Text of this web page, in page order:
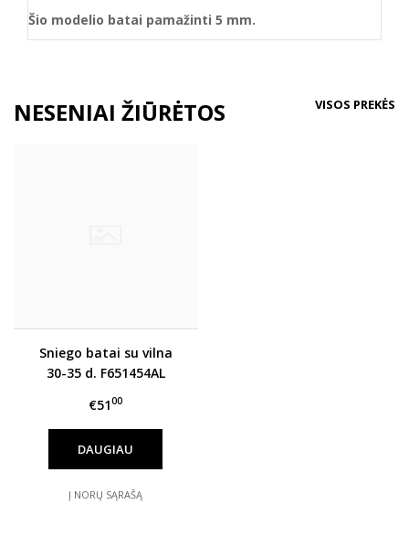
Šio modelio batai pamažinti 5 mm.
NESENIAI ŽIŪRĖTOS VISOS PREKĖS
Sniego batai su vilna
30-35 d. F651454AL
€5100
DAUGIAU
Į NORŲ SĄRAŠĄ